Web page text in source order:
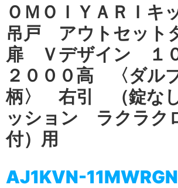
ＯＭＯＩＹＡＲＩキ
吊戸 アウトセット
扉 Ｖデザイン １
２０００高 〈ダル
柄〉 右引 （錠な
ッション ラクラク
付）用
AJ1KVN-11MWRGN